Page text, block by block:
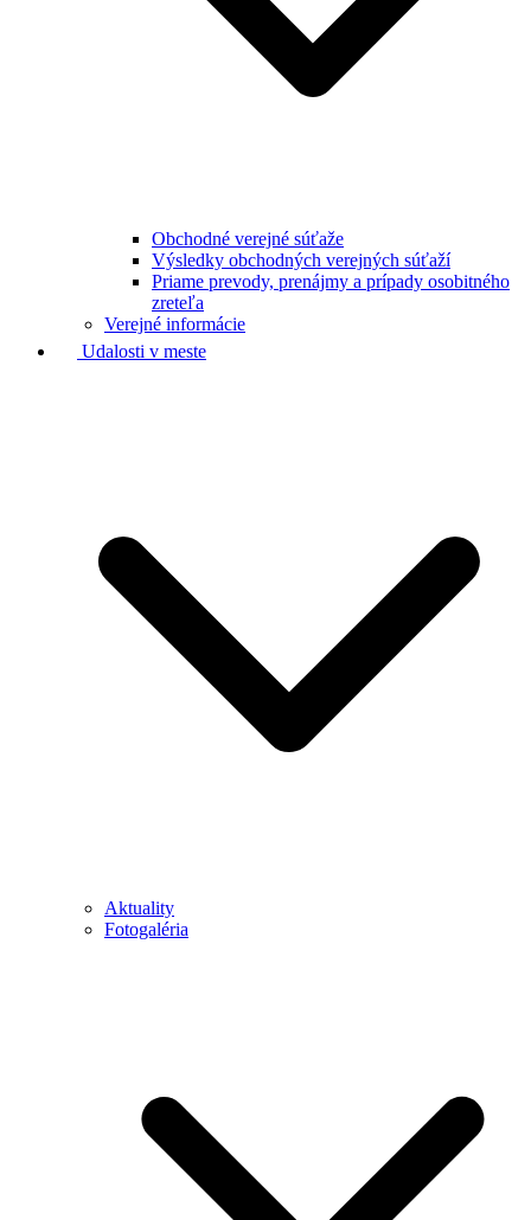
Obchodné verejné súťaže
Výsledky obchodných verejných súťaží
Priame prevody, prenájmy a prípady osobitného
zreteľa
Verejné informácie
Udalosti v meste
Aktuality
Fotogaléria